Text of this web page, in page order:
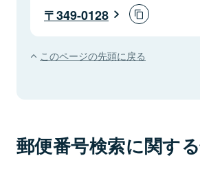
349-0128
このページの先頭に戻る
郵便番号検索に関す